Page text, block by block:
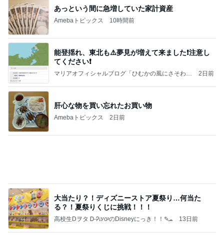
あっという間に急増していた家計資産
Amebaトピックス 10時間前
能登揺れ、東北も⚠️夢見が増えて来ました❗️注意し
てください❗️
マリアオフィシャルブログ「ひむかの風にさそわれ
2日前
肝心な物を買い忘れたお買い物
Amebaトピックス 2日前
大当たり？！ディズニーストア夏祭り…何当た
る？！夏祭りくじに挑戦！！！
高校生Dヲタ Ꭰ-ᎮꭵꭹꭴのDisneyにっき！！✎ܚ 13日前